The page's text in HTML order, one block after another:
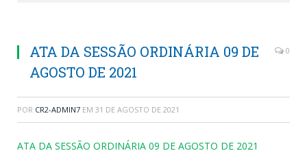
ATA DA SESSÃO ORDINÁRIA 09 DE
AGOSTO DE 2021
0
POR CR2-ADMIN7 EM 31 DE AGOSTO DE 2021
ATA DA SESSÃO ORDINÁRIA 09 DE AGOSTO DE 2021